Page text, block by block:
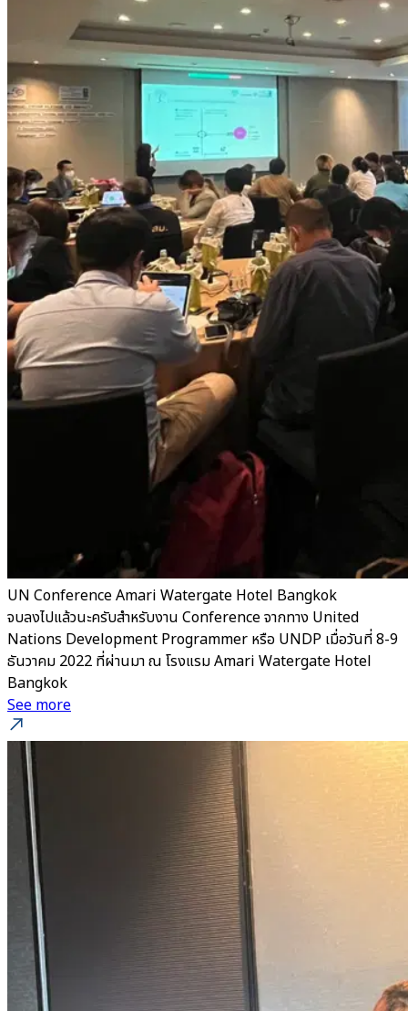
UN Conference Amari Watergate Hotel Bangkok
จบลงไปแล้วนะครับสำหรับงาน Conference จากทาง United
Nations Development Programmer หรือ UNDP เมื่อวันที่ 8-9
ธันวาคม 2022 ที่ผ่านมา ณ โรงแรม Amari Watergate Hotel
Bangkok
See more